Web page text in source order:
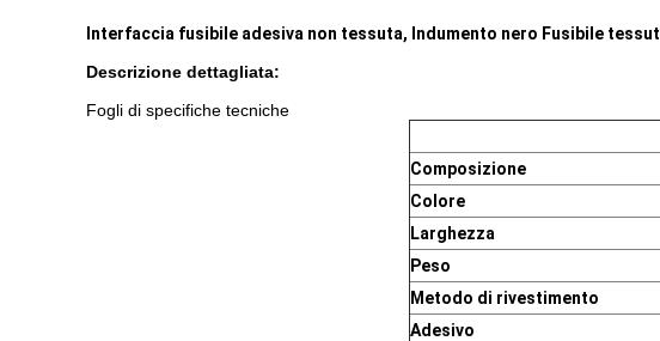
Interfaccia fusibile adesiva non tessuta, Indumento nero Fusibile
Descrizione dettagliata:
Fogli di specifiche tecniche
Composizione
Colore
Larghezza
Peso
Metodo di rivestimento
Adesivo